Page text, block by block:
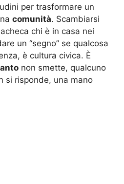
per trasformare un
comunità. Scambiarsi
chi è in casa nei
un “segno” se qualcosa
è cultura civica. È
non smette, qualcuno
si risponde, una mano